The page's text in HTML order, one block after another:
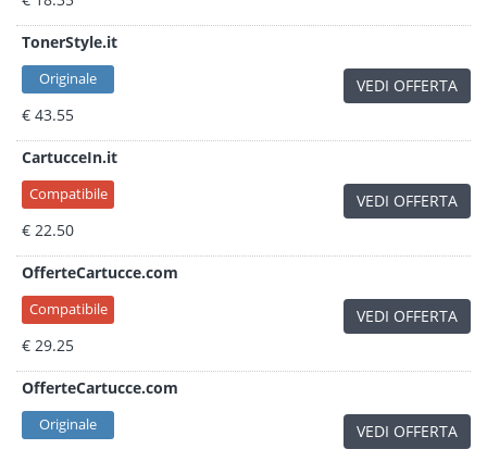
TonerStyle.it
Originale
€ 43.55
VEDI OFFERTA
CartucceIn.it
Compatibile
€ 22.50
VEDI OFFERTA
OfferteCartucce.com
Compatibile
€ 29.25
VEDI OFFERTA
OfferteCartucce.com
Originale VEDI OFFERTA